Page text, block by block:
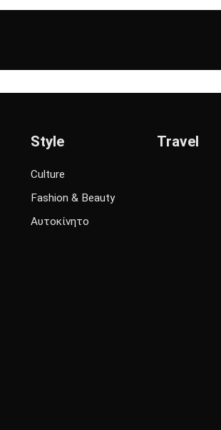
Style
Culture
Fashion & Beauty
Αυτοκίνητο
Travel